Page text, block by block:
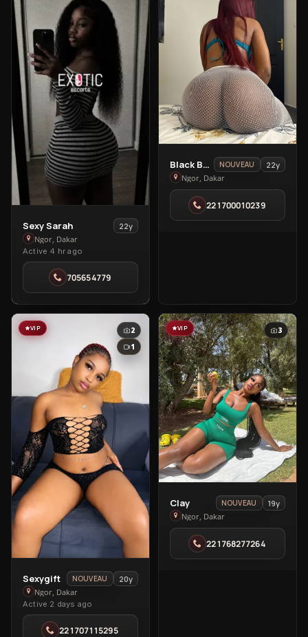
View
Sexy
Sarah
in
Ngor
Sexy Sarah
22y
Ngor, Dakar
Active 4 hr ago
705654779
View
Black
Brenny
Ngor
Black Brenny NOUVEAU
22y
Ngor, Dakar
221700010239
VIP
2
1
View
Sexygift
in
Ngor
Sexygift NOUVEAU
20y
Ngor, Dakar
Active 2 days ago
221707115295
VIP 3
View
Clay
in
Ngor
Clay NOUVEAU
19y
Ngor, Dakar
221768277264